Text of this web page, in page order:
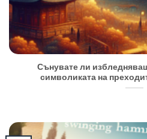
Сънувате ли
символиката на